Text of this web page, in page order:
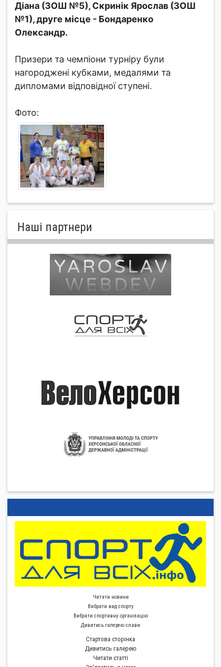
Діана (ЗОШ №5), Скринік Ярослав (ЗОШ
№1), друге місце - Бондаренко
Олександр.
Призери та чемпіони турніру були
нагороджені кубками, медалями та
дипломами відповідної ступені.
Фото:
Нашi партнери
Читати новини
Вибрати вид спорту
Вибрати спортивну органiзацiю
Дивитись галерею слави
Стартова сторiнка
Дивитись галерею
Читати статті